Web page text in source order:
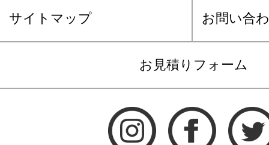
サイトマップ お問い合
お見積りフォーム